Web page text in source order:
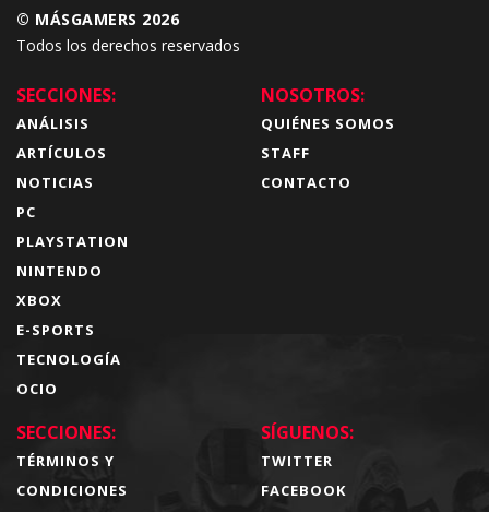
© MÁSGAMERS 2026
Todos los derechos reservados
SECCIONES:
ANÁLISIS
ARTÍCULOS
NOTICIAS
PC
PLAYSTATION
NINTENDO
XBOX
E-SPORTS
TECNOLOGÍA
OCIO
NOSOTROS:
QUIÉNES SOMOS
STAFF
CONTACTO
SECCIONES:
TÉRMINOS Y
CONDICIONES
SÍGUENOS:
TWITTER
FACEBOOK